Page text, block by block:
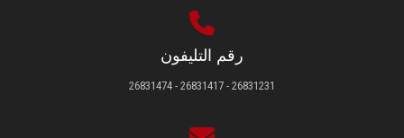
رقم التليفون
26831231 - 26831417 - 26831474